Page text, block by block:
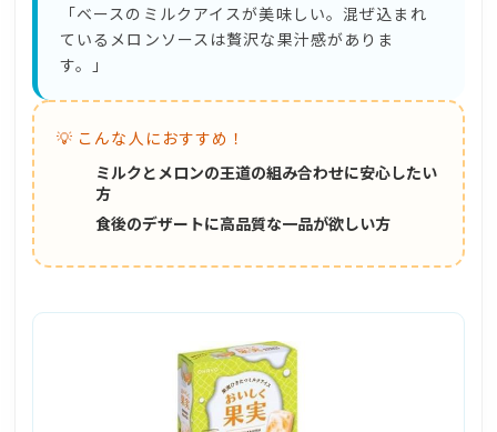
「ベースのミルクアイスが美味しい。混ぜ込まれ
ているメロンソースは贅沢な果汁感がありま
す。」
💡 こんな人におすすめ！
ミルクとメロンの王道の組み合わせに安心したい
方
食後のデザートに高品質な一品が欲しい方